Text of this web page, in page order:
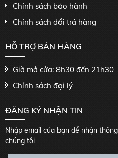
Chính sách bảo hành
Chính sách đổi trả hàng
HỖ TRỢ BÁN HÀNG
Giờ mở cửa: 8h30 đến 21h30
Chính sách đại lý
ĐĂNG KÝ NHẬN TIN
Nhập email của bạn để nhận
chúng tôi